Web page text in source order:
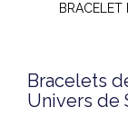
Bracelets
Univers de